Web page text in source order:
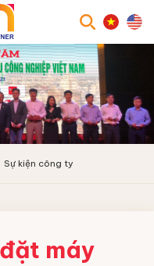
Sự kiện công ty
máy